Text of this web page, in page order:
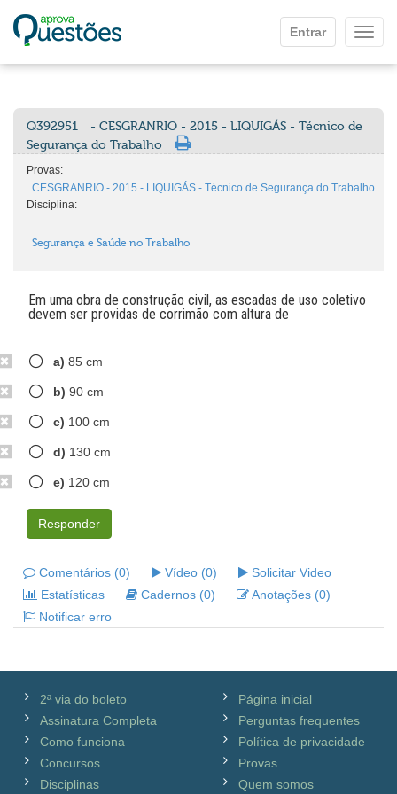
Entrar
Q392951
- CESGRANRIO - 2015 - LIQUIGÁS - Técnico de
Segurança do Trabalho
Provas:
CESGRANRIO - 2015 - LIQUIGÁS - Técnico de Segurança do Trabalho
Disciplina:
Segurança e Saúde no Trabalho
Em uma obra de construção civil, as escadas de uso coletivo
devem ser providas de corrimão com altura de
a) 85 cm
b) 90 cm
c) 100 cm
d) 130 cm
e) 120 cm
Responder
Comentários (0) Vídeo (0)
Solicitar Video
Estatísticas
Cadernos (0)
Anotações (0)
Notificar erro
2ª via do boleto
Assinatura Completa
Como funciona
Concursos
Disciplinas
Página inicial
Perguntas frequentes
Política de privacidade
Provas
Quem somos